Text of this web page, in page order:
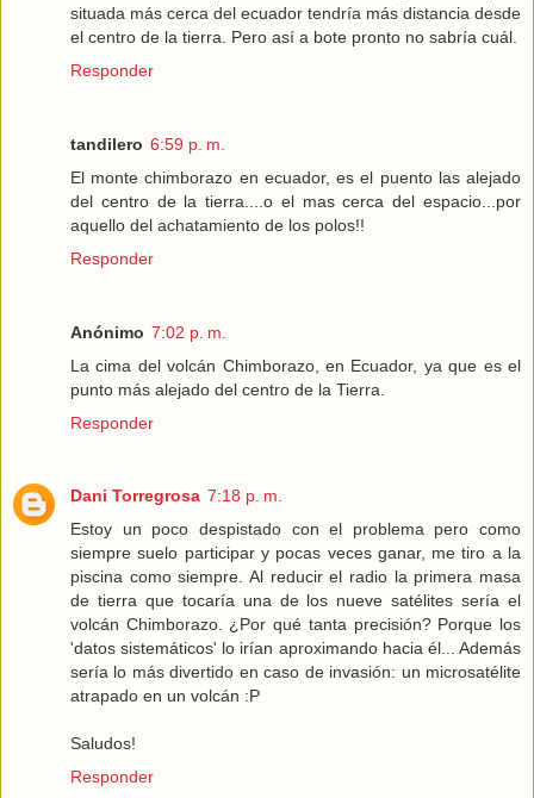
situada más cerca del ecuador tendría más distancia desde
el centro de la tierra. Pero así a bote pronto no sabría cuál.
Responder
tandilero 6:59 p. m.
El monte chimborazo en ecuador, es el puento las alejado
del centro de la tierra....o el mas cerca del espacio...por
aquello del achatamiento de los polos!!
Responder
Anónimo 7:02 p. m.
La cima del volcán Chimborazo, en Ecuador, ya que es el
punto más alejado del centro de la Tierra.
Responder
Dani Torregrosa 7:18 p. m.
Estoy un poco despistado con el problema pero como
siempre suelo participar y pocas veces ganar, me tiro a la
piscina como siempre. Al reducir el radio la primera masa
de tierra que tocaría una de los nueve satélites sería el
volcán Chimborazo. ¿Por qué tanta precisión? Porque los
'datos sistemáticos' lo irían aproximando hacia él... Además
sería lo más divertido en caso de invasión: un microsatélite
atrapado en un volcán :P
Saludos!
Responder